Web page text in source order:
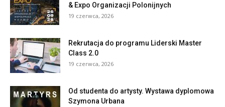
& Expo Organizacji Polonijnych
19 czerwca, 2026
Rekrutacja do programu Liderski Master
Class 2.0
19 czerwca, 2026
Od studenta do artysty. Wystawa dyplomowa
Szymona Urbana